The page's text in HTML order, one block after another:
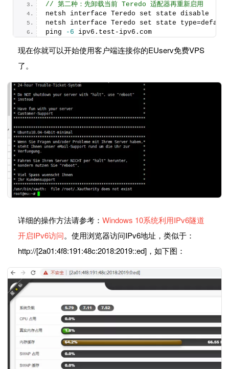
// 第二种：先卸载当前 Teredo 适配器再重新启用
netsh interface Teredo set state disable
netsh interface Teredo set state
ping
-6 ipv6. test -ipv6.com
现在你就可以开始使用客户端连接你的EUserv免费VPS
了。
详细的操作方法请参考： Windows 10系统利用IPv6隧道
开启IPv6访问。使用浏览器访问IPv6地址，类似于：
http://[2a01:4f8:191:48c:2018:2019::ed]，如下图：